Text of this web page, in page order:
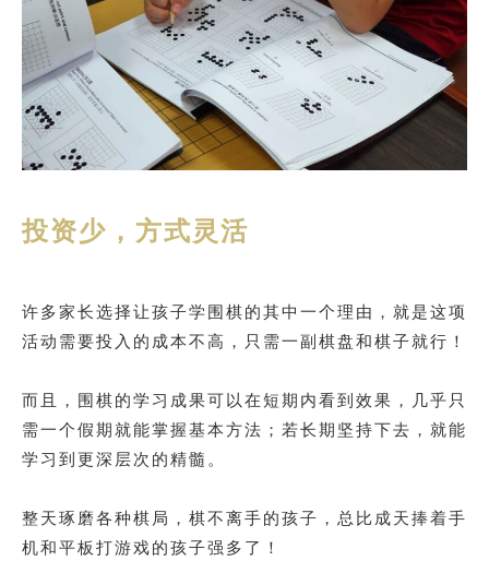
投资少，方式灵活
许多家长选择让孩子学围棋的其中一个理由，就是这项
活动需要投入的成本不高，只需一副棋盘和棋子就行！
而且，围棋的学习成果可以在短期内看到效果，几乎只
需一个假期就能掌握基本方法；若长期坚持下去，就能
学习到更深层次的精髓。
整天琢磨各种棋局，棋不离手的孩子，总比成天捧着手
机和平板打游戏的孩子强多了！